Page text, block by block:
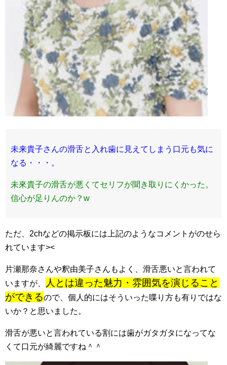
未来貴子さんの滑舌と入れ歯に見えてしまう口元も気に
なる・・・。
未來貴子の滑舌が悪くてセリフが聞き取りにくかった。
信心が足りんのか？w
ただ、2chなどの掲示板には上記のようなコメントがのせら
れています><
片瀬那奈さんや釈由美子さんもよく、滑舌悪いと言われて
いますが、
人とは違った魅力・雰囲気を演じること
ができるので、個人的にはそういった喋り方も有りではな
いか？と思いました。
滑舌が悪いと言われている割には歯がガタガタになってな
くて口元が綺麗ですね＾＾